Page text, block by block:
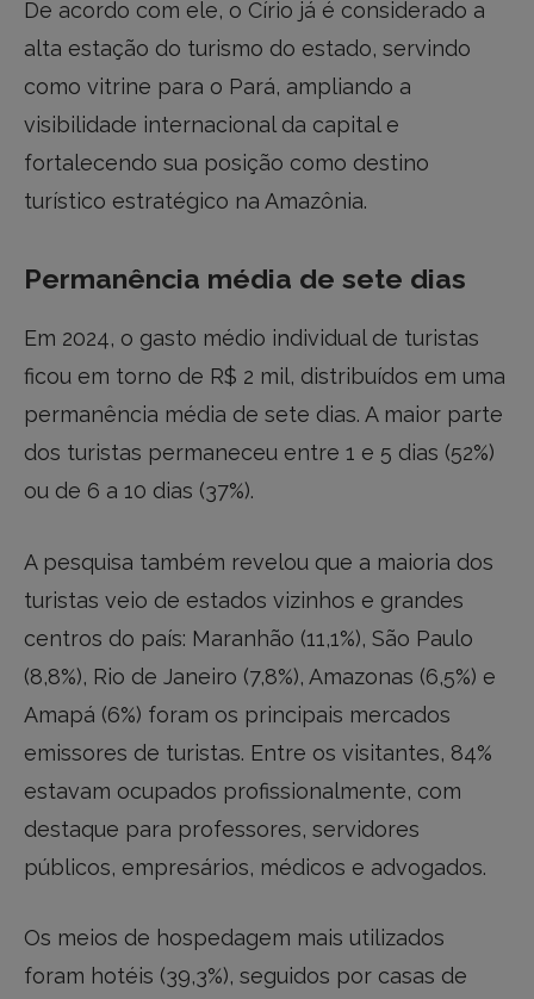
De acordo com ele, o Círio já é considerado a
alta estação do turismo do estado, servindo
como vitrine para o Pará, ampliando a
visibilidade internacional da capital e
fortalecendo sua posição como destino
turístico estratégico na Amazônia.
Permanência média de sete dias
Em 2024, o gasto médio individual de turistas
ficou em torno de R$ 2 mil, distribuídos em uma
permanência média de sete dias. A maior parte
dos turistas permaneceu entre 1 e 5 dias (52%)
ou de 6 a 10 dias (37%).
A pesquisa também revelou que a maioria dos
turistas veio de estados vizinhos e grandes
centros do país: Maranhão (11,1%), São Paulo
(8,8%), Rio de Janeiro (7,8%), Amazonas (6,5%) e
Amapá (6%) foram os principais mercados
emissores de turistas. Entre os visitantes, 84%
estavam ocupados profissionalmente, com
destaque para professores, servidores
públicos, empresários, médicos e advogados.
Os meios de hospedagem mais utilizados
foram hotéis (39,3%), seguidos por casas de